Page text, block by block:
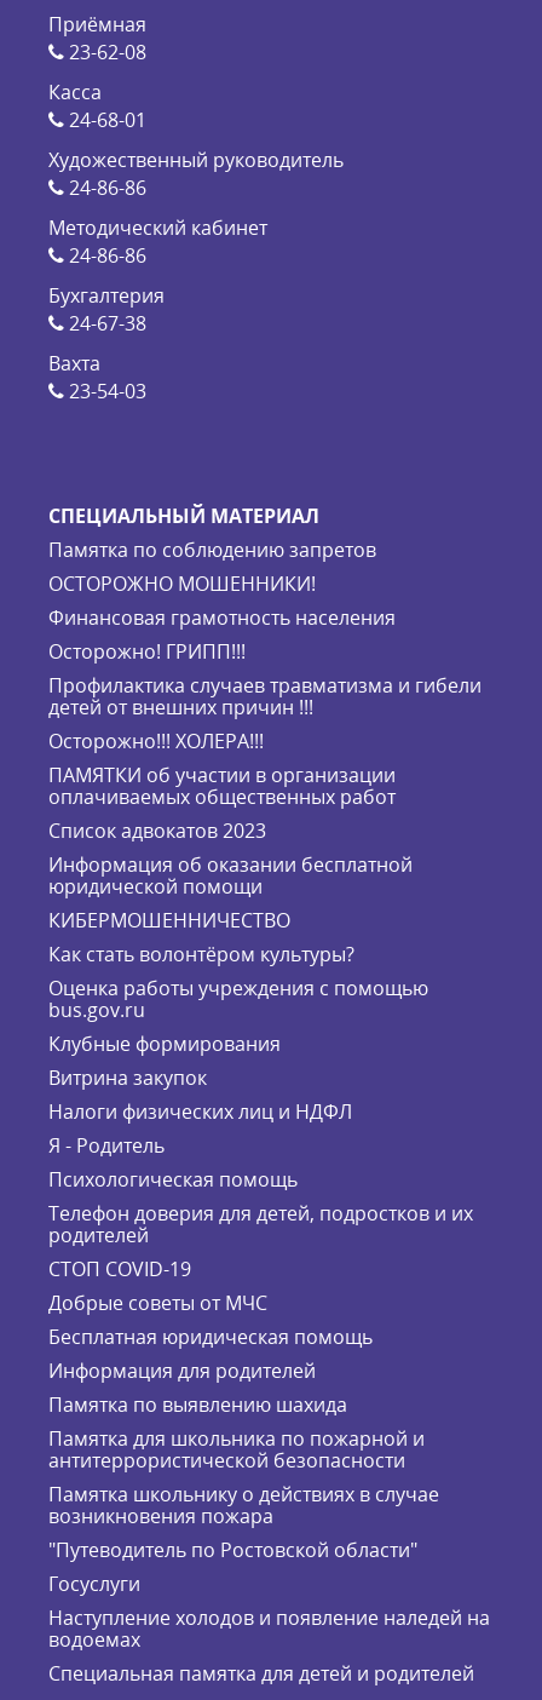
Приёмная
23-62-08
Касса
24-68-01
Художественный руководитель
24-86-86
Методический кабинет
24-86-86
Бухгалтерия
24-67-38
Вахта
23-54-03
СПЕЦИАЛЬНЫЙ МАТЕРИАЛ
Памятка по соблюдению запретов
ОСТОРОЖНО МОШЕННИКИ!
Финансовая грамотность населения
Осторожно! ГРИПП!!!
Профилактика случаев травматизма и гибели
детей от внешних причин !!!
Осторожно!!! ХОЛЕРА!!!
ПАМЯТКИ об участии в организации
оплачиваемых общественных работ
Список адвокатов 2023
Информация об оказании бесплатной
юридической помощи
КИБЕРМОШЕННИЧЕСТВО
Как стать волонтёром культуры?
Оценка работы учреждения с помощью
bus.gov.ru
Клубные формирования
Витрина закупок
Налоги физических лиц и НДФЛ
Я - Родитель
Психологическая помощь
Телефон доверия для детей, подростков и их
родителей
СТОП COVID-19
Добрые советы от МЧС
Бесплатная юридическая помощь
Информация для родителей
Памятка по выявлению шахида
Памятка для школьника по пожарной и
антитеррористической безопасности
Памятка школьнику о действиях в случае
возникновения пожара
"Путеводитель по Ростовской области"
Госуслуги
Наступление холодов и появление наледей на
водоемах
Специальная памятка для детей и родителей